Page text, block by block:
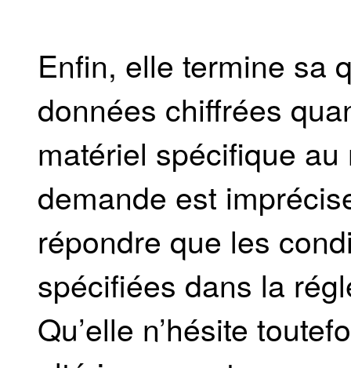
Enfin, elle termine sa
données chiffrées
matériel spécifique au
demande est
répondre que les
spécifiées dans la
Qu’elle n’hésite